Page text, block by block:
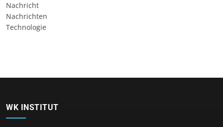
Nachricht
Nachrichten
Technologie
WK INSTITUT